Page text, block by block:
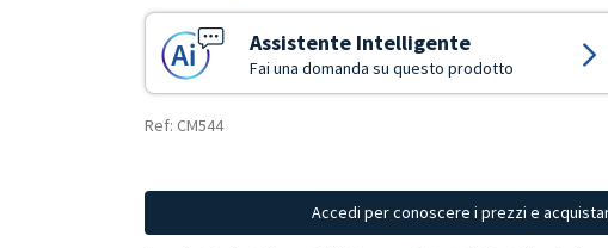
Assistente Intelligente
Fai una domanda su questo prodotto
Ref: CM544
Accedi per conoscere i prezzi e